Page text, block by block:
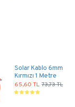
Solar Kablo 6mm
Kırmızı 1 Metre
65,60 TL 73,73 TL